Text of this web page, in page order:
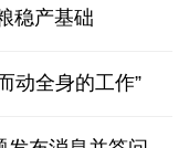
稳产基础
动全身的工作”